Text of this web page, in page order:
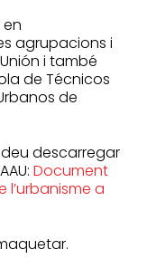
agrupacions i
i també
de Técnicos
de
descarregar
Document
a